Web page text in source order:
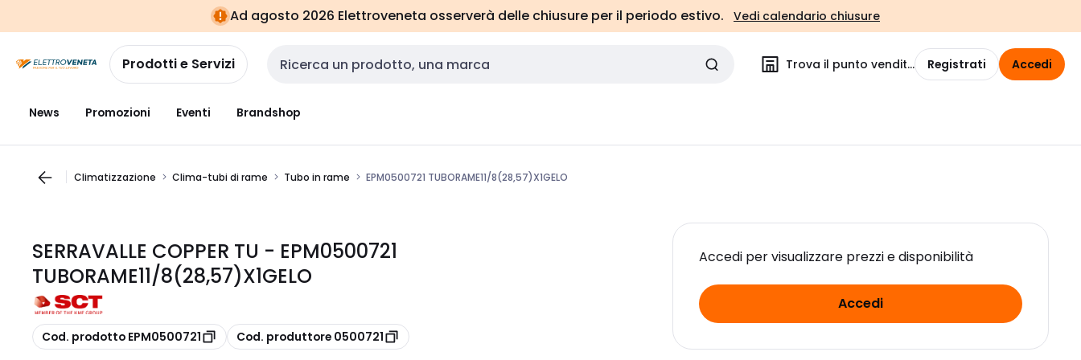
navigazionealla
pagina
Ad agosto 2026 Elettroveneta osserverà delle chiusure per il periodo estivo. Vedi calendario chiusure
Prodotti e Servizi Cerca input Trova il punto vendita Registrati Accedi
News Promozioni Eventi Brandshop
Climatizzazione Clima-tubi di rame Tubo in rame EPM0500721 TUBORAME11/8(28,57)X1GELO
SERRAVALLE COPPER TU - EPM0500721
TUBORAME11/8(28,57)X1GELO
copia
Cod. prodotto EPM0500721 copia
Cod. produttore 0500721
Accedi per visualizzare prezzi e disponibilità
Accedi